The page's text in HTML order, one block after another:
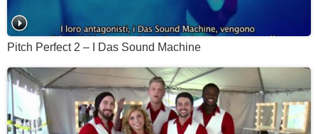
Pitch Perfect 2 – I Das Sound Machine